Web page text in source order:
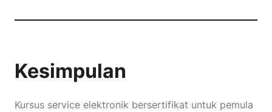
Kesimpulan
Kursus service elektronik bersertifikat untuk pemula